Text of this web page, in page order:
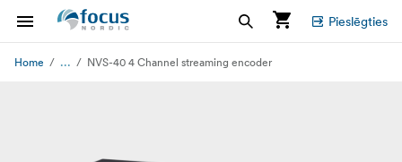
Pieslēgties
Home ... NVS-40 4 Channel streaming encoder